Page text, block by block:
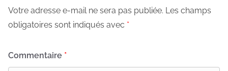
Votre adresse e-mail ne sera pas publiée. Les champs
obligatoires sont indiqués avec *
Commentaire *